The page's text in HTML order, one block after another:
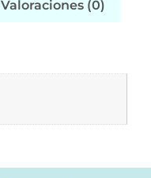
Valoraciones (0)